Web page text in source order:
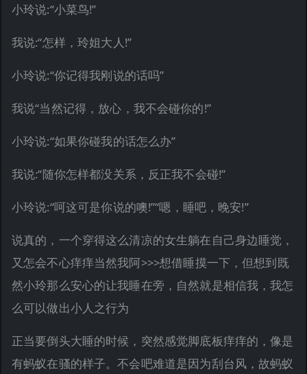
小玲说:“小菜鸟!”
我说:“怎样，玲姐大人!”
小玲说:“你记得我刚说的话吗”
我说“当然记得，放心，我不会碰你的!”
小玲说:“如果你碰我的话怎么办”
我说:“随你怎样都没关系，反正我不会碰!”
小玲说:“呵这可是你说的噢!”“嗯，睡吧，晚安!”
说真的，一个穿得这么清凉的女生躺在自己身边睡觉，
又怎会不心痒痒当然我阿>>>想借睡摸一下，但想到既
然小玲那么安心的让我睡在旁，自然就是相信我，我怎
么可以做出小人之行为
正当要倒头大睡的时候，突然感觉脚底板痒痒的，像是
有蚂蚁在骚的样子。不会吧难道是因为刮台风，故蚂蚁